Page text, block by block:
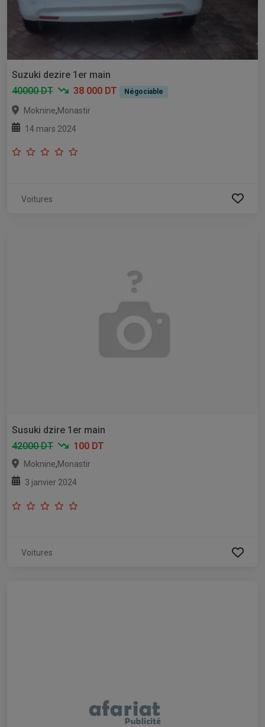
Suzuki dezire 1er main
40000 DT
38 000 DT Négociable
Moknine,Monastir
14 mars 2024
Voitures
Susuki dzire 1er main
42000 DT
100 DT
Moknine,Monastir
3 janvier 2024
Voitures